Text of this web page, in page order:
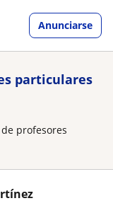
Anunciarse
particulares
profesores